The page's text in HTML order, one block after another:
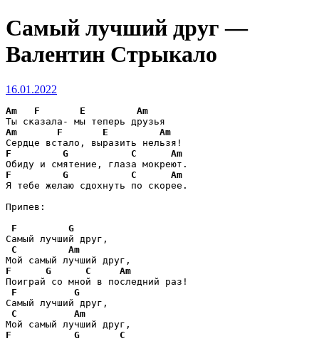
Самый лучший друг —
Валентин Стрыкало
16.01.2022
Am F E
Am
Am
F E
Am
F
G C
Am
F
G C
Am
Я тебе желаю сдохнуть по скорее.
Припев:
F
G
Самый лучший друг,
C
Am
F
G C
Am
Поиграй со мной в последний раз!
F
G
Самый лучший друг,
C
Am
F
G
C